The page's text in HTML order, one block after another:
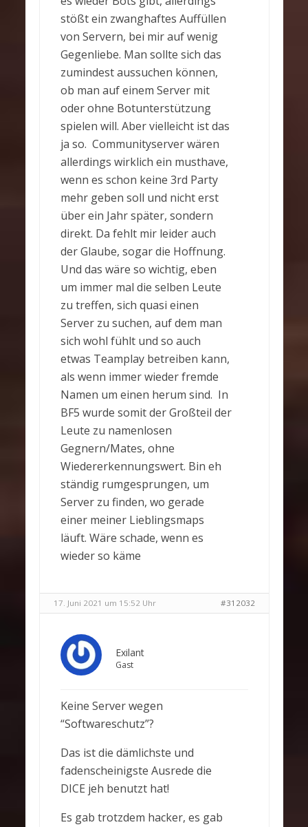
stößt ein zwanghaftes Auffüllen
von Servern, bei mir auf wenig
Gegenliebe. Man sollte sich das
zumindest aussuchen können,
ob man auf einem Server mit
oder ohne Botunterstützung
spielen will. Aber vielleicht ist das
ja so. Communityserver wären
allerdings wirklich ein musthave,
wenn es schon keine 3rd Party
mehr geben soll und nicht erst
über ein Jahr später, sondern
direkt. Da fehlt mir leider auch
der Glaube, sogar die Hoffnung.
Und das wäre so wichtig, eben
um immer mal die selben Leute
zu treffen, sich quasi einen
Server zu suchen, auf dem man
sich wohl fühlt und so auch
etwas Teamplay betreiben kann,
als wenn immer wieder fremde
Namen um einen herum sind. In
BF5 wurde somit der Großteil der
Leute zu namenlosen
Gegnern/Mates, ohne
Wiedererkennungswert. Bin eh
ständig rumgesprungen, um
Server zu finden, wo gerade
einer meiner Lieblingsmaps
läuft. Wäre schade, wenn es
wieder so käme
17. Juni 2021 um 15:52 Uhr #312032
Exilant
Gast
Keine Server wegen
“Softwareschutz”?
Das ist die dämlichste und
fadenscheinigste Ausrede die
DICE jeh benutzt hat!
Es gab trotzdem hacker, es gab